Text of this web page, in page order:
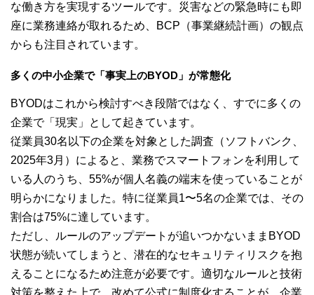
な働き方を実現するツールです。災害などの緊急時にも即
座に業務連絡が取れるため、BCP（事業継続計画）の観点
からも注目されています。
多くの中小企業で「事実上のBYOD」が常態化
BYODはこれから検討すべき段階ではなく、すでに多くの
企業で「現実」として起きています。
従業員30名以下の企業を対象とした調査（ソフトバンク、
2025年3月）によると、業務でスマートフォンを利用して
いる人のうち、55%が個人名義の端末を使っていることが
明らかになりました。特に従業員1〜5名の企業では、その
割合は75%に達しています。
ただし、ルールのアップデートが追いつかないままBYOD
状態が続いてしまうと、潜在的なセキュリティリスクを抱
えることになるため注意が必要です。適切なルールと技術